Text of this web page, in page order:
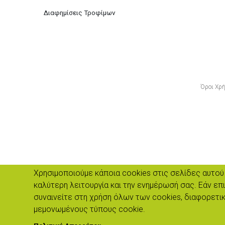
Διαφημίσεις Τροφίμων
Όροι
Χρησιμοποιούμε κάποια cookies στις σελίδες
καλύτερη λειτουργία και την ενημέρωσή σας. Εάν
συναινείτε στη χρήση όλων των cookies,
μεμονωμένους τύπους cookie.